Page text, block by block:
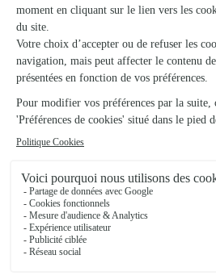
réseau Interflora
FLEURISTE Ville-en-Blaisois
FLEURISTE Rachecourt-Suzémont
FLEURISTE Vaux-sur-Blaise
FLEURISTE Dommartin-le-Franc